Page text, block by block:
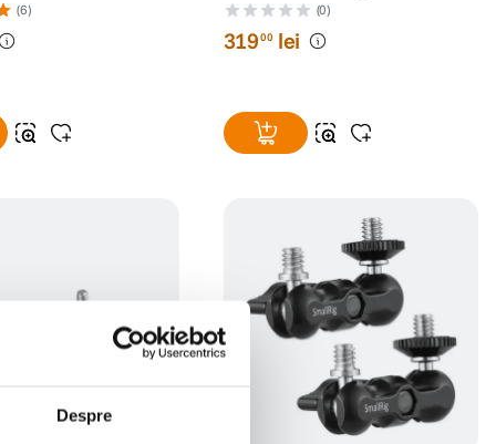
Despre
(6) (0)
31900 lei